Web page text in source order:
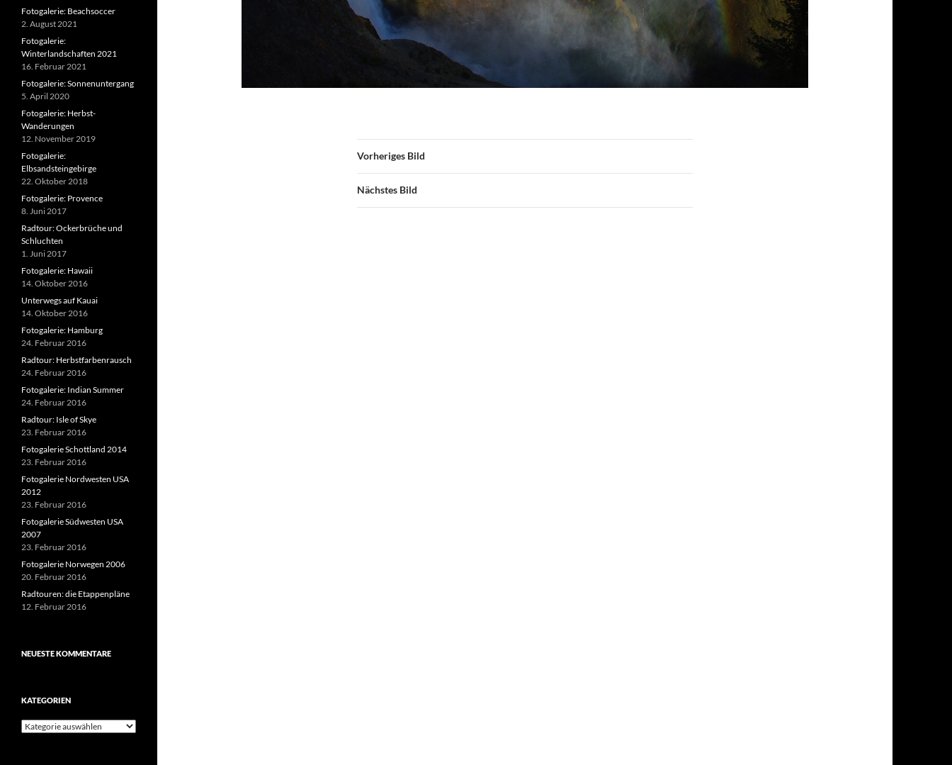
Vorheriges Bild
Nächstes Bild
Fotogalerie: Beachsoccer
2. August 2021
Fotogalerie:
Winterlandschaften 2021
16. Februar 2021
Fotogalerie: Sonnenuntergang
5. April 2020
Fotogalerie: Herbst-
Wanderungen
12. November 2019
Fotogalerie:
Elbsandsteingebirge
22. Oktober 2018
Fotogalerie: Provence
8. Juni 2017
Radtour: Ockerbrüche und
Schluchten
1. Juni 2017
Fotogalerie: Hawaii
14. Oktober 2016
Unterwegs auf Kauai
14. Oktober 2016
Fotogalerie: Hamburg
24. Februar 2016
Radtour: Herbstfarbenrausch
24. Februar 2016
Fotogalerie: Indian Summer
24. Februar 2016
Radtour: Isle of Skye
23. Februar 2016
Fotogalerie Schottland 2014
23. Februar 2016
Fotogalerie Nordwesten USA
2012
23. Februar 2016
Fotogalerie Südwesten USA
2007
23. Februar 2016
Fotogalerie Norwegen 2006
20. Februar 2016
Radtouren: die Etappenpläne
12. Februar 2016
NEUESTE KOMMENTARE
KATEGORIEN
Kategorien